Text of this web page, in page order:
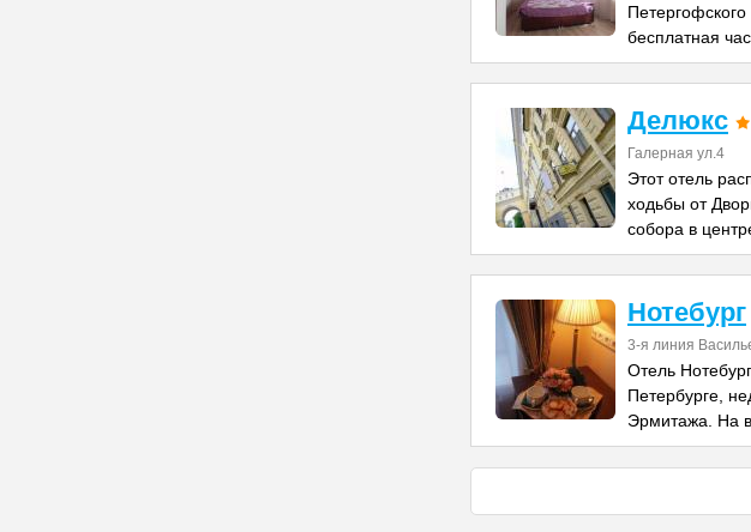
бесплатная
Делюкс
Галерная ул.4
Этот отель
ходьбы от
собора в
Нотебург
3-я линия
Отель
Петербурге,
Эрмитажа. На